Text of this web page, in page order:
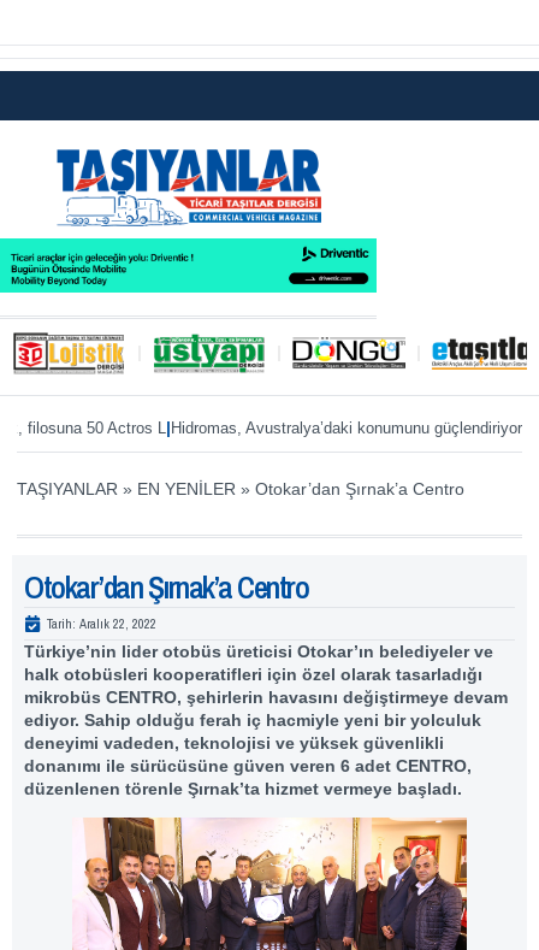
50 Actros L|Hidromas, Avustralya’daki konumunu güçlendiriyor|Enver
TAŞIYANLAR » EN YENİLER » Otokar’dan Şırnak’a Centro
Otokar’dan Şırnak’a Centro
Tarih: Aralık 22, 2022
Türkiye’nin lider otobüs üreticisi Otokar’ın belediyeler ve
halk otobüsleri kooperatifleri için özel olarak tasarladığı
mikrobüs CENTRO, şehirlerin havasını değiştirmeye devam
ediyor. Sahip olduğu ferah iç hacmiyle yeni bir yolculuk
deneyimi vadeden, teknolojisi ve yüksek güvenlikli
donanımı ile sürücüsüne güven veren 6 adet CENTRO,
düzenlenen törenle Şırnak’ta hizmet vermeye başladı.